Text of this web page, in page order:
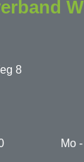
8
50 Mo -